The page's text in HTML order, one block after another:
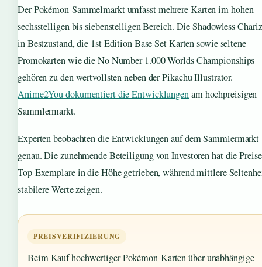
Der Pokémon-Sammelmarkt umfasst mehrere Karten im hohen
sechsstelligen bis siebenstelligen Bereich. Die Shadowless
in Bestzustand, die 1st Edition Base Set Karten sowie seltene
Promokarten wie die No Number 1.000 Worlds Championships
gehören zu den wertvollsten neben der Pikachu Illustrator.
Anime2You dokumentiert die Entwicklungenam hochpreisigen
Sammlermarkt.
Experten beobachten die Entwicklungen auf dem Sammlermarkt
genau. Die zunehmende Beteiligung von Investoren hat die
Top-Exemplare in die Höhe getrieben, während mittlere
stabilere Werte zeigen.
PREISVERIFIZIERUNG
Beim Kauf hochwertiger Pokémon-Karten über unabhängige